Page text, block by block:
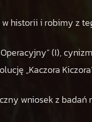
historii i robimy z
(I),
„Kaczora
wniosek z badań